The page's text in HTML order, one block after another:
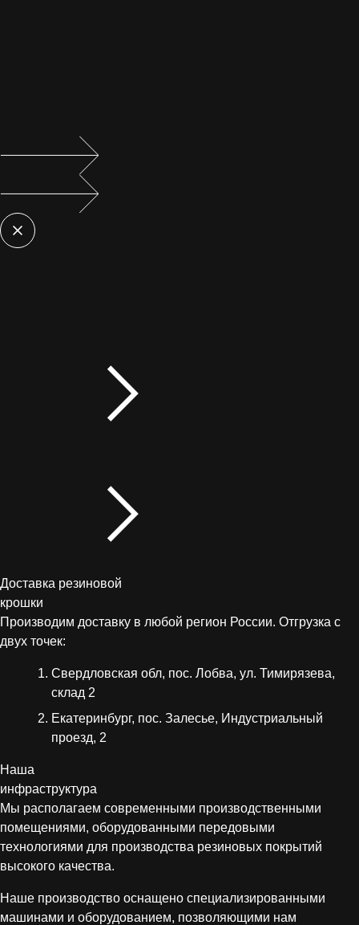
Доставка резиновой
крошки
Производим доставку в любой регион России. Отгрузка с
двух точек:
Свердловская обл, пос. Лобва, ул. Тимирязева,
склад 2
Екатеринбург, пос. Залесье, Индустриальный
проезд, 2
Наша
инфраструктура
Мы располагаем современными производственными
помещениями, оборудованными передовыми
технологиями для производства резиновых покрытий
высокого качества.
Наше производство оснащено специализированными
машинами и оборудованием, позволяющими нам